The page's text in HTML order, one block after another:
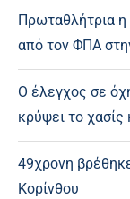
Πρωταθλήτρια η
από τον ΦΠΑ
Ο έλεγχος σε
κρύψει το
49χρονη
Κορίνθου